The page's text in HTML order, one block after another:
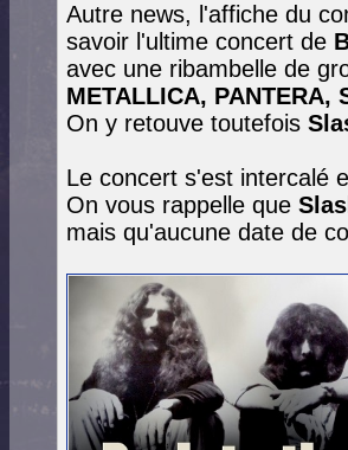
Autre news, l'affiche du
savoir l'ultime concert de
avec une ribambelle de
METALLICA, PANTERA,
On y retouve toutefois
Le concert s'est intercalé
On vous rappelle que
mais qu'aucune date de